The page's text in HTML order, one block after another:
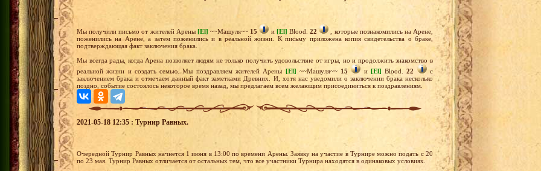
Мы получили письмо от жителей Арены [El] ~~Машуля~~ 15 и [El] Blood.22
, которые познакомились на Арене,
поженились на Арене, а затем поженились и в реальной жизни. К письму приложена копия свидетельства о браке,
подтверждающая факт заключения брака.
Мы всегда рады, когда Арена позволяет людям не только получить удовольствие от игры, но и продолжить знакомство в
реальной жизни и создать семью. Мы поздравляем жителей Арены[El] ~~Машуля~~ 15 и [El] Blood.22
с
заключением брака и отмечаем данный факт заметками Древних. И, хотя нас уведомили о заключении брака несколько
поздно, событие состоялось некоторое время назад, мы предлагаем всем желающим присоединиться к поздравлениям.
2021-05-18 12:35 : Турнир Равных.
Очередной Турнир Равных начнется 1 июня в 13:00 по времени Арены. Заявку на участие в Турнире можно подать с 20
по 23 мая. Турнир Равных отличается от остальных тем, что все участники Турнира находятся в одинаковых условиях.